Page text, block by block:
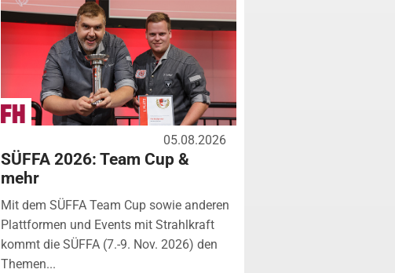
05.08.2026
SÜFFA 2026: Team Cup &
mehr
Mit dem SÜFFA Team Cup sowie anderen
Plattformen und Events mit Strahlkraft
kommt die SÜFFA (7.-9. Nov. 2026) den
Themen...